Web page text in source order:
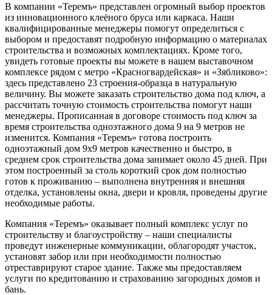
В компании «Теремъ» представлен огромный выбор проектов
из инновационного клеёного бруса или каркаса. Наши
квалифицированные менеджеры помогут определиться с
выбором и предоставят подробную информацию о материалах
строительства и возможных комплектациях. Кроме того,
увидеть готовые проекты вы можете в нашем выставочном
комплексе рядом с метро «Красногвардейская» и «Зябликово»:
здесь представлено 23 строения-образца в натуральную
величину. Вы можете заказать строительство дома под ключ, а
рассчитать точную стоимость строительства помогут наши
менеджеры. Прописанная в договоре стоимость под ключ за
время строительства одноэтажного дома 9 на 9 метров не
изменится. Компания «Теремъ» готова построить
одноэтажный дом 9х9 метров качественно и быстро, в
среднем срок строительства дома занимает около 45 дней. При
этом построенный за столь короткий срок дом полностью
готов к проживанию – выполнена внутренняя и внешняя
отделка, установлены окна, двери и кровля, проведены другие
необходимые работы.
Компания «Теремъ» оказывает полный комплекс услуг по
строительству и благоустройству – наши специалисты
проведут инженерные коммуникации, облагородят участок,
установят забор или при необходимости полностью
отреставрируют старое здание. Также мы предоставляем
услуги по кредитованию и страхованию загородных домов и
бань.